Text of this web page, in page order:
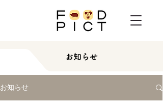
お知らせ
お知らせ